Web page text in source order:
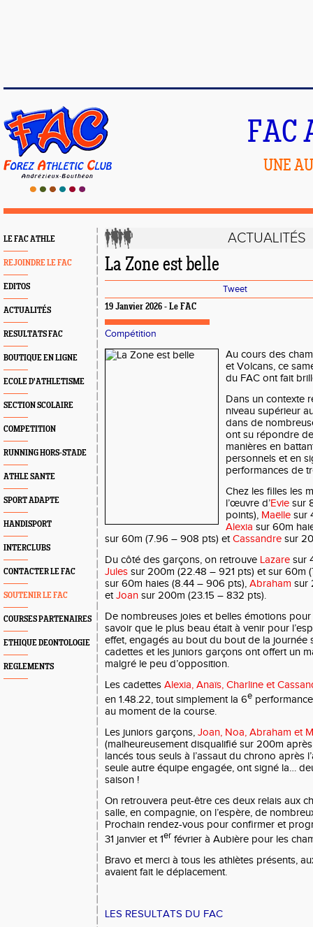
FAC
UNE
LE FAC ATHLE
REJOINDRE LE FAC
EDITOS
ACTUALITÉS
RESULTATS FAC
BOUTIQUE EN LIGNE
ECOLE D'ATHLETISME
SECTION SCOLAIRE
COMPETITION
RUNNING HORS-STADE
ATHLE SANTE
SPORT ADAPTE
HANDISPORT
INTERCLUBS
CONTACTER LE FAC
SOUTENIR LE FAC
COURSES PARTENAIRES
ETHIQUE DEONTOLOGIE
REGLEMENTS
ACTUALITÉS
La Zone est belle
Tweet
19 Janvier 2026 - Le FAC
Compétition
Au cours des
et Volcans, ce
du FAC ont fait
Dans un contexte
niveau supérieur
dans de
ont su répondre
manières en
personnels et en
performances de
Chez les filles les
l’œuvre d’Evie sur
points), Maëlle sur
Alexia sur 60m
sur 60m (7.96 – 908 pts) etCassandre sur
Du côté des garçons, on retrouve Lazare sur
Jules sur 200m (22.48 – 921 pts) et sur 60m
sur 60m haies (8.44 – 906 pts), Abraham sur
etJoan sur 200m (23.15 – 832 pts).
De nombreuses joies et belles émotions
savoir que le plus beau était à venir pour
effet, engagés au bout du bout de la journée
cadettes et les juniors garçons ont offert un
malgré le peu d’opposition.
Les cadettes Alexia, Anaïs, Charline et
en 1.48.22, tout simplement la 6e
au moment de la course.
Les juniors garçons, Joan, Noa, Abraham et
(malheureusement disqualifié sur 200m
lancés tous seuls à l’assaut du chrono après
seule autre équipe engagée, ont signé la…
saison !
On retrouvera peut-être ces deux relais aux
salle, en compagnie, on l’espère, de
Prochain rendez-vous pour confirmer et
31 janvier et 1er février à Aubière pour les
Bravo et merci à tous les athlètes présents,
avaient fait le déplacement.
LES RESULTATS DU FAC